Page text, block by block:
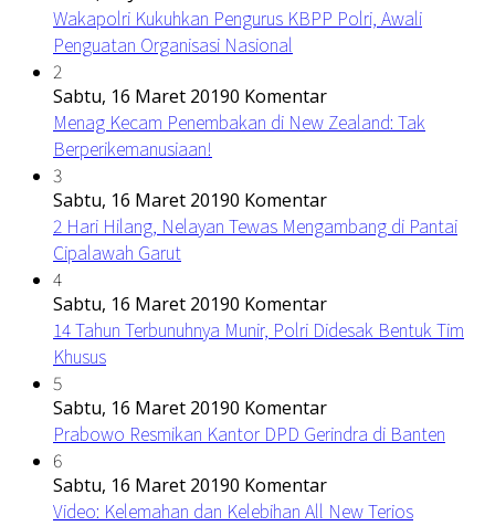
Wakapolri Kukuhkan Pengurus KBPP Polri, Awali
Penguatan Organisasi Nasional
2
Sabtu, 16 Maret 20190 Komentar
Menag Kecam Penembakan di New Zealand: Tak
Berperikemanusiaan!
3
Sabtu, 16 Maret 20190 Komentar
2 Hari Hilang, Nelayan Tewas Mengambang di Pantai
Cipalawah Garut
4
Sabtu, 16 Maret 20190 Komentar
14 Tahun Terbunuhnya Munir, Polri Didesak Bentuk Tim
Khusus
5
Sabtu, 16 Maret 20190 Komentar
Prabowo Resmikan Kantor DPD Gerindra di Banten
6
Sabtu, 16 Maret 20190 Komentar
Video: Kelemahan dan Kelebihan All New Terios